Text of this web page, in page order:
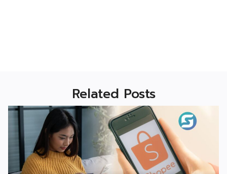
Related Posts